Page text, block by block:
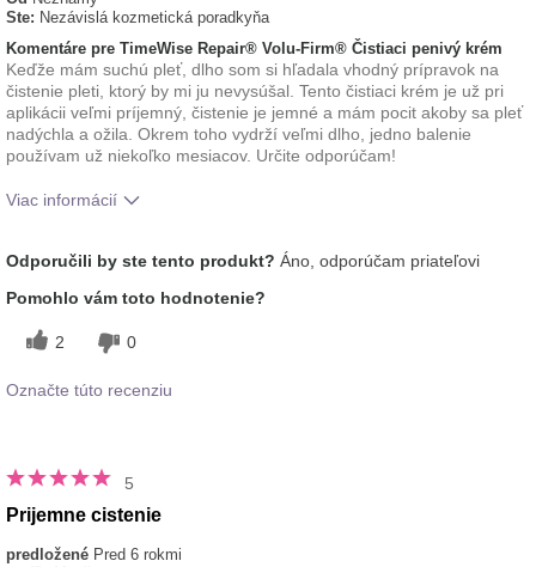
Ste: Nezávislá kozmetická poradkyňa
Komentáre pre TimeWise Repair® Volu-Firm® Čistiaci penivý krém
Keďže mám suchú pleť, dlho som si hľadala vhodný prípravok na
čistenie pleti, ktorý by mi ju nevysúšal. Tento čistiaci krém je už pri
aplikácii veľmi príjemný, čistenie je jemné a mám pocit akoby sa pleť
nadýchla a ožila. Okrem toho vydrží veľmi dlho, jedno balenie
používam už niekoľko mesiacov. Určite odporúčam!
Viac informácií
používaním tohto prípravku?
pocit na pokožke
Odporučili by ste tento produkt? Áno, odporúčam priateľovi
Pomohlo vám toto hodnotenie?
2 0
Označte túto recenziu
5
Prijemne cistenie
predložené Pred 6 rokmi